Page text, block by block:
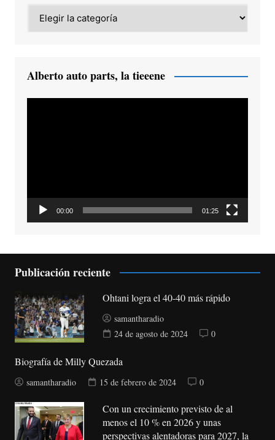
Alberto auto parts, la tieeene
00:00 01:25
Publicación reciente
Ohtani logra el 40-40 más rápido
samantharadio
24 de agosto de 2024
0
Biografía de Milly Quezada
samantharadio 15 de febrero de 2024 0
Con un crecimiento previsto de al
menos el 10 % en 2026 y unas
perspectivas alentadoras para 2027, la